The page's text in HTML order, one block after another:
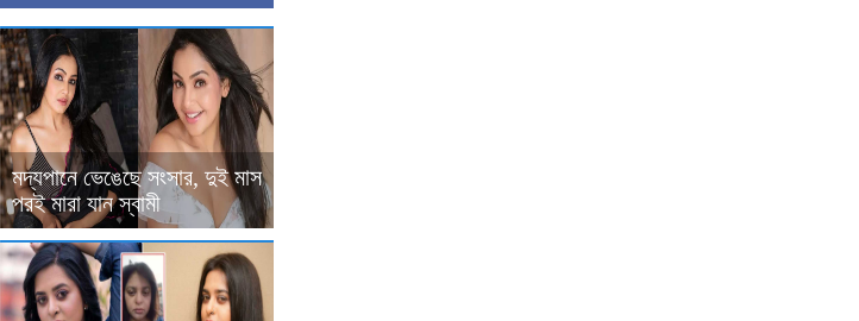
মদ্যপানে ভেঙেছে সংসার, দুই মাস
পরই মারা যান স্বামী